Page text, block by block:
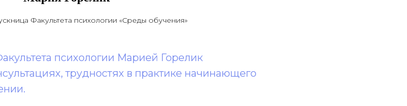
Факультета психологии «Среды обучения»
психологии Марией Горелик
трудностях в практике начинающего